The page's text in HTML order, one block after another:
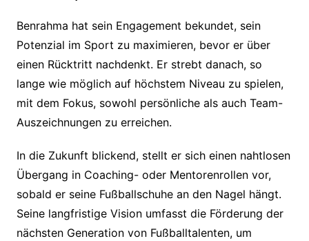
Benrahma hat sein Engagement bekundet, sein
Potenzial im Sport zu maximieren, bevor er über
einen Rücktritt nachdenkt. Er strebt danach, so
lange wie möglich auf höchstem Niveau zu spielen,
mit dem Fokus, sowohl persönliche als auch Team-
Auszeichnungen zu erreichen.
In die Zukunft blickend, stellt er sich einen nahtlosen
Übergang in Coaching- oder Mentorenrollen vor,
sobald er seine Fußballschuhe an den Nagel hängt.
Seine langfristige Vision umfasst die Förderung der
nächsten Generation von Fußballtalenten, um